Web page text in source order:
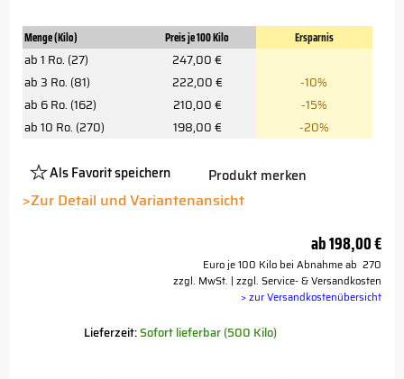
Menge (Kilo) Preis je 100 Kilo
Ersparnis
ab 1 Ro. (27)
247,00 €
ab 3 Ro. (81)
222,00 €
-10%
ab 6 Ro. (162)
210,00 €
-15%
ab 10 Ro. (270)
198,00 € -20%
Als Favorit speichern
Platzhalter
Button
Produkt merken
>Zur Detail und Variantenansicht
ab198,00 €
Euro je 100 Kilo bei Abnahme ab 270
zzgl. MwSt. | zzgl. Service- & Versandkosten
> zur Versandkostenübersicht
Lieferzeit:Sofort lieferbar (500 Kilo)